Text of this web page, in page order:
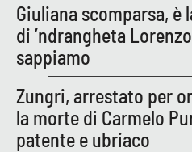
Giuliana scomparsa,
di ’ndrangheta
sappiamo
Zungri, arrestato per
la morte di Carmelo
patente e ubriaco